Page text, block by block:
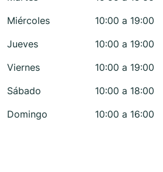
Miércoles
10:00 a 19:00
Jueves
10:00 a 19:00
Viernes
10:00 a 19:00
Sábado
10:00 a 18:00
Domingo
10:00 a 16:00